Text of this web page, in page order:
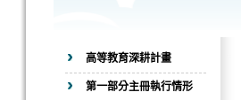
高等教育深耕計畫
第一部分主冊執行情形